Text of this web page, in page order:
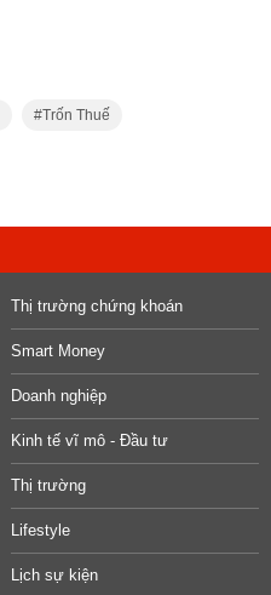
Trốn Thuế
Thị trường chứng khoán
Smart Money
Doanh nghiệp
Kinh tế vĩ mô - Đầu tư
Thị trường
Lifestyle
Lịch sự kiện